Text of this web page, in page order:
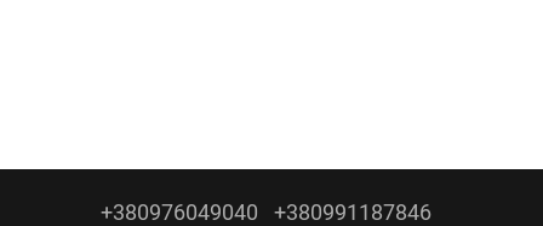
+380976049040 +380991187846